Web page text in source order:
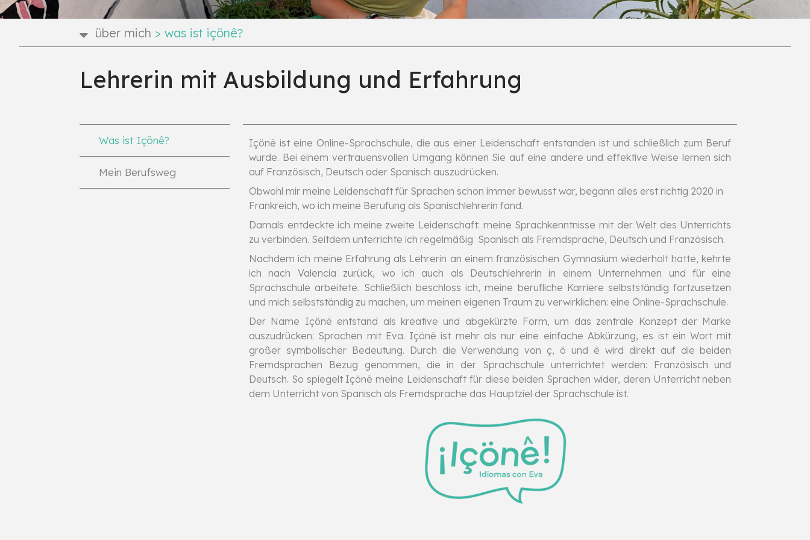
über mich > was ist içönê?
Lehrerin mit Ausbildung und Erfahrung
Was ist Içönê?
Mein Berufsweg
Içönê ist eine Online-Sprachschule, die aus einer Leidenschaft entstanden ist und schließlich zum Beruf
wurde. Bei einem vertrauensvollen Umgang können Sie auf eine andere und effektive Weise lernen sich
auf Französisch, Deutsch oder Spanisch auszudrücken.
Obwohl mir meine Leidenschaft für Sprachen schon immer bewusst war, begann alles erst richtig 2020 in
Frankreich, wo ich meine Berufung als Spanischlehrerin fand.
Damals entdeckte ich meine zweite Leidenschaft: meine Sprachkenntnisse mit der Welt des Unterrichts
zu verbinden. Seitdem unterrichte ich regelmäßig Spanisch als Fremdsprache, Deutsch und Französisch.
Nachdem ich meine Erfahrung als Lehrerin an einem französischen Gymnasium wiederholt hatte, kehrte
ich nach Valencia zurück, wo ich auch als Deutschlehrerin in einem Unternehmen und für eine
Sprachschule arbeitete. Schließlich beschloss ich, meine berufliche Karriere selbstständig fortzusetzen
und mich selbstständig zu machen, um meinen eigenen Traum zu verwirklichen: eine Online-Sprachschule.
Der Name Içönê entstand als kreative und abgekürzte Form, um das zentrale Konzept der Marke
auszudrücken: Sprachen mit Eva. Içönê ist mehr als nur eine einfache Abkürzung, es ist ein Wort mit
großer symbolischer Bedeutung. Durch die Verwendung von ç, ö und ê wird direkt auf die beiden
Fremdsprachen Bezug genommen, die in der Sprachschule unterrichtet werden: Französisch und
Deutsch. So spiegelt Içönê meine Leidenschaft für diese beiden Sprachen wider, deren Unterricht neben
dem Unterricht von Spanisch als Fremdsprache das Hauptziel der Sprachschule ist.